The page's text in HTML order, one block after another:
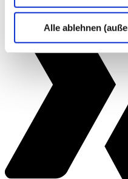
Alle ablehnen